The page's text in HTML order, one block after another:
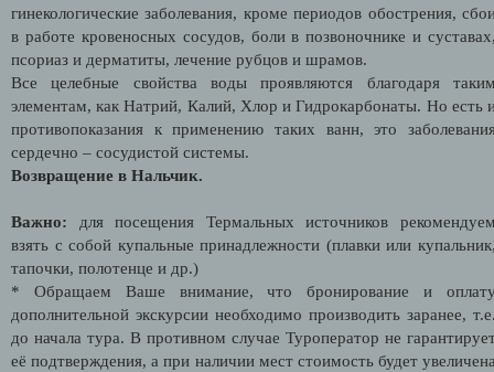
гинекологические заболевания, кроме периодов обострения,
в работе кровеносных сосудов, боли в позвоночнике и
псориаз и дерматиты, лечение рубцов и шрамов.
Все целебные свойства воды проявляются благодаря
элементам, как Натрий, Калий, Хлор и Гидрокарбонаты. Но есть
противопоказания к применению таких ванн, это
сердечно – сосудистой системы.
Возвращение в Нальчик.
Важно: для посещения Термальных источников
взять с собой купальные принадлежности (плавки или
тапочки, полотенце и др.)
* Обращаем Ваше внимание, что бронирование и
дополнительной экскурсии необходимо производить заранее,
до начала тура. В противном случае Туроператор не
её подтверждения, а при наличии мест стоимость будет